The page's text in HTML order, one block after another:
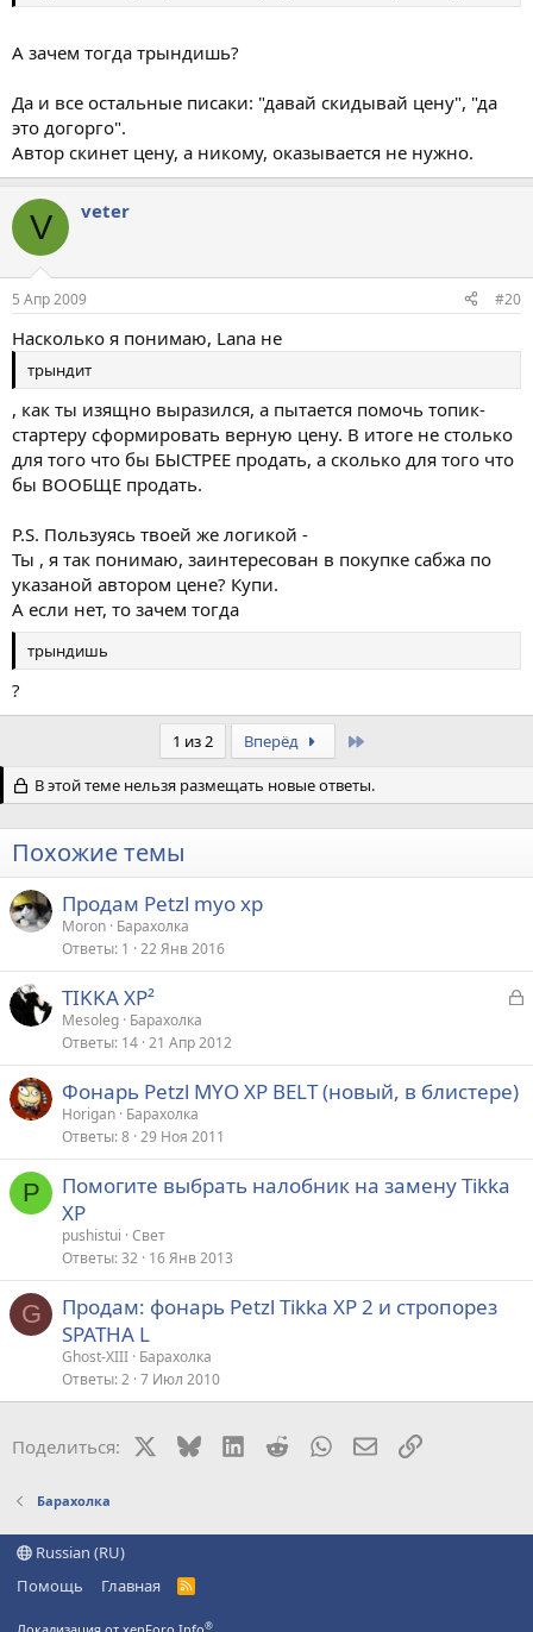
А зачем тогда трындишь?
Да и все остальные писаки: "давай скидывай цену", "да
это догорго".
Автор скинет цену, а никому, оказывается не нужно.
V veter
5 Апр 2009 #20
Насколько я понимаю, Lana не
трындит
, как ты изящно выразился, а пытается помочь топик-
стартеру сформировать верную цену. В итоге не столько
для того что бы БЫСТРЕЕ продать, а сколько для того что
бы ВООБЩЕ продать.
P.S. Пользуясь твоей же логикой -
Ты , я так понимаю, заинтересован в покупке сабжа по
указаной автором цене? Купи.
А если нет, то зачем тогда
трындишь
?
1 из 2 Вперёд
В этой теме нельзя размещать новые ответы.
Похожие темы
Продам Petzl myo xp
Moron Барахолка
Ответы 1 22 Янв 2016
З
р
TIKKA XP²
Mesoleg Барахолка
Ответы 14 21 Апр 2012
Фонарь Petzl MYO XP BELT (новый, в блистере)
Horigan Барахолка
Ответы 8 29 Ноя 2011
P
Помогите выбрать налобник на замену Tikka
XP
pushistui Свет
Ответы 32 16 Янв 2013
G
Продам: фонарь Petzl Tikka XP 2 и стропорез
SPATHA L
Ghost-XIII Барахолка
Ответы 2 7 Июл 2010
Поделиться: BlueskyLinkedIn
RedditWhatsAppЭлектронная
Ссылка
Барахолка
Russian (RU)
Помощь
Главная
R
®